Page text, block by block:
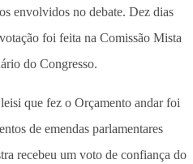
envolvidos no debate. Dez dias
foi feita na Comissão Mista
do Congresso.
que fez o Orçamento andar foi
de emendas parlamentares
recebeu um voto de confiança do